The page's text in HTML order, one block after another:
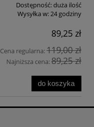
Dostępność:duża ilość
Wysyłka w:24 godziny
89,25 zł
Cena regularna:119,00 zł
Najniższa cena:89,25 zł
do koszyka